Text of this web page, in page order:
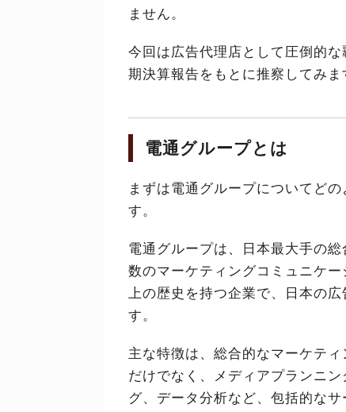
ません。
今回は広告代理店として圧倒的
期決算報告をもとに推察してみま
電通グループとは
まずは電通グループについてど
す。
電通グループは、日本最大手の
数のマーケティングコミュニケ
上の歴史を持つ企業で、日本の
す。
主な特徴は、総合的なマーケテ
だけでなく、メディアプランニ
グ、データ分析など、包括的な